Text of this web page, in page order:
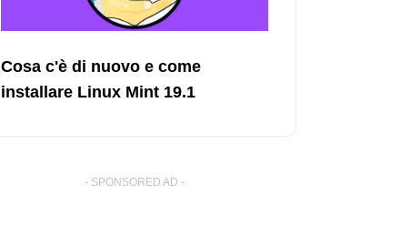
Cosa c'è di nuovo e come
installare Linux Mint 19.1
- SPONSORED AD -